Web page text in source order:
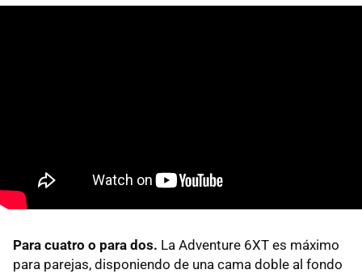
Para cuatro o para dos. La Adventure 6XT es máximo
para parejas, disponiendo de una cama doble al fondo